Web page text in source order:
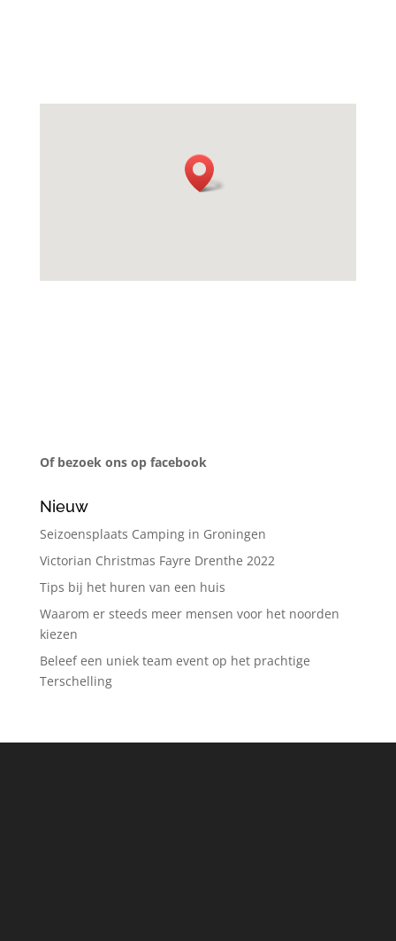
Of bezoek ons op facebook
Nieuw
Seizoensplaats Camping in Groningen
Victorian Christmas Fayre Drenthe 2022
Tips bij het huren van een huis
Waarom er steeds meer mensen voor het noorden
kiezen
Beleef een uniek team event op het prachtige
Terschelling